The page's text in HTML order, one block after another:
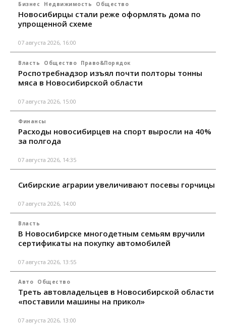
Бизнес Недвижимость Общество
Новосибирцы стали реже оформлять дома по
упрощенной схеме
07 августа 2026, 16:00
Власть Общество Право&Порядок
Роспотребнадзор изъял почти полторы тонны
мяса в Новосибирской области
07 августа 2026, 15:00
Финансы
Расходы новосибирцев на спорт выросли на 40%
за полгода
07 августа 2026, 14:35
Сибирские аграрии увеличивают посевы горчицы
07 августа 2026, 14:00
Власть
В Новосибирске многодетным семьям вручили
сертификаты на покупку автомобилей
07 августа 2026, 13:55
Авто Общество
Треть автовладельцев в Новосибирской области
«поставили машины на прикол»
07 августа 2026, 13:00